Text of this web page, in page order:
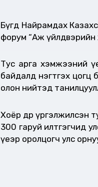
Бүгд Найрамдах
форум “Аж үйлдвэрийн
Тус арга хэмжээний
байдалд нэгтгэх цогц
олон нийтэд
Хоёр өдөр
300 гаруй илтгэгчид
үеэр оролцогч улс